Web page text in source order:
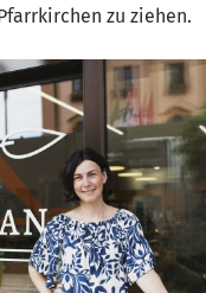
zu ziehen.